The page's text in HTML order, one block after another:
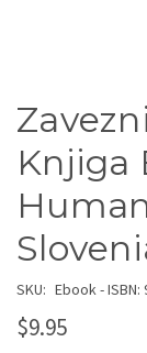
Knjiga
SKU: Ebook - ISBN:
$9.95